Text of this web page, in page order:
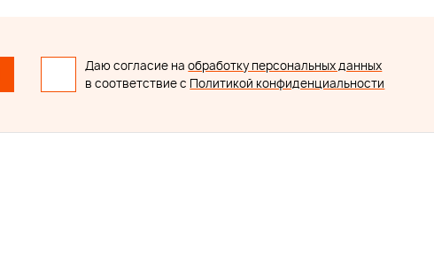
Даю согласие наобработку персональных данных
в соответствие с Политикой конфиденциальности